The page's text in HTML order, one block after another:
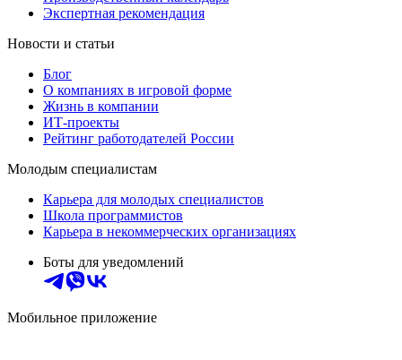
Экспертная рекомендация
Новости и статьи
Блог
О компаниях в игровой форме
Жизнь в компании
ИТ-проекты
Рейтинг работодателей России
Молодым специалистам
Карьера для молодых специалистов
Школа программистов
Карьера в некоммерческих организациях
Боты для уведомлений
Мобильное приложение